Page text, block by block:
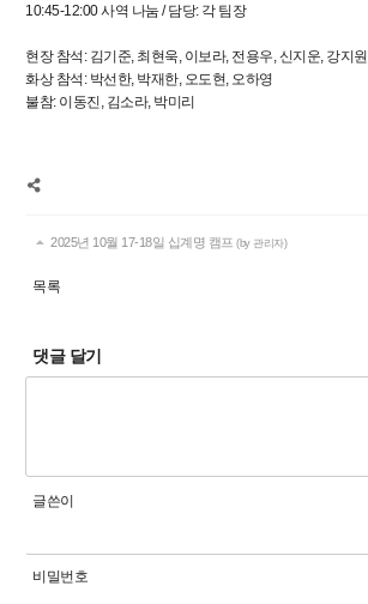
10:45-12:00 사역 나눔 / 담당: 각 팀장
현장 참석: 김기준, 최현욱, 이보라, 전용우, 신지운, 강지원
화상 참석: 박선한, 박재한, 오도현, 오하영
불참: 이동진, 김소라, 박미리
2025년 10월 17-18일 십계명 캠프 (by 관리자)
목록
댓글 달기
글쓴이
비밀번호